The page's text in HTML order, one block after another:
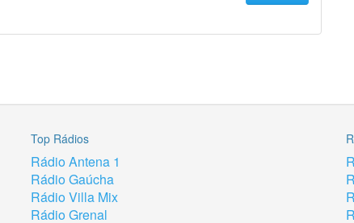
Top Rádios
Rádio Antena 1
Rádio Gaúcha
Rádio Villa Mix
Rádio Grenal